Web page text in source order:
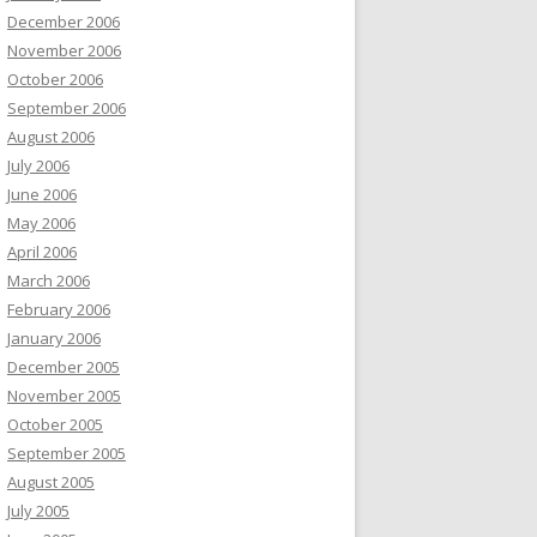
December 2006
November 2006
October 2006
September 2006
August 2006
July 2006
June 2006
May 2006
April 2006
March 2006
February 2006
January 2006
December 2005
November 2005
October 2005
September 2005
August 2005
July 2005